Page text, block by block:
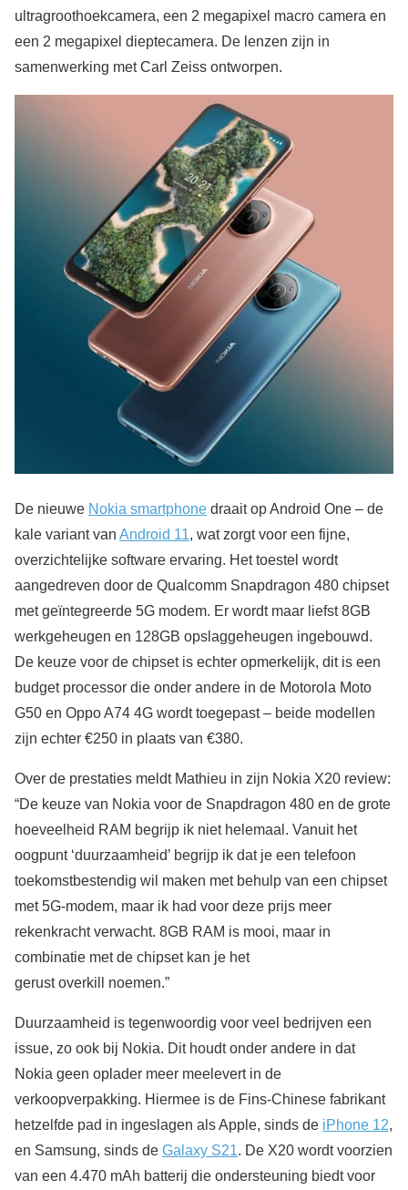
ultragroothoekcamera, een 2 megapixel macro camera en
een 2 megapixel dieptecamera. De lenzen zijn in
samenwerking met Carl Zeiss ontworpen.
De nieuwe Nokia smartphone draait op Android One – de
kale variant van Android 11, wat zorgt voor een fijne,
overzichtelijke software ervaring. Het toestel wordt
aangedreven door de Qualcomm Snapdragon 480 chipset
met geïntegreerde 5G modem. Er wordt maar liefst 8GB
werkgeheugen en 128GB opslaggeheugen ingebouwd.
De keuze voor de chipset is echter opmerkelijk, dit is een
budget processor die onder andere in de Motorola Moto
G50 en Oppo A74 4G wordt toegepast – beide modellen
zijn echter €250 in plaats van €380.
Over de prestaties meldt Mathieu in zijn Nokia X20 review:
“De keuze van Nokia voor de Snapdragon 480 en de grote
hoeveelheid RAM begrijp ik niet helemaal. Vanuit het
oogpunt ‘duurzaamheid’ begrijp ik dat je een telefoon
toekomstbestendig wil maken met behulp van een chipset
met 5G-modem, maar ik had voor deze prijs meer
rekenkracht verwacht. 8GB RAM is mooi, maar in
combinatie met de chipset kan je het
gerust overkill noemen.”
Duurzaamheid is tegenwoordig voor veel bedrijven een
issue, zo ook bij Nokia. Dit houdt onder andere in dat
Nokia geen oplader meer meelevert in de
verkoopverpakking. Hiermee is de Fins-Chinese fabrikant
hetzelfde pad in ingeslagen als Apple, sinds de iPhone 12,
en Samsung, sinds de Galaxy S21. De X20 wordt voorzien
van een 4.470 mAh batterij die ondersteuning biedt voor